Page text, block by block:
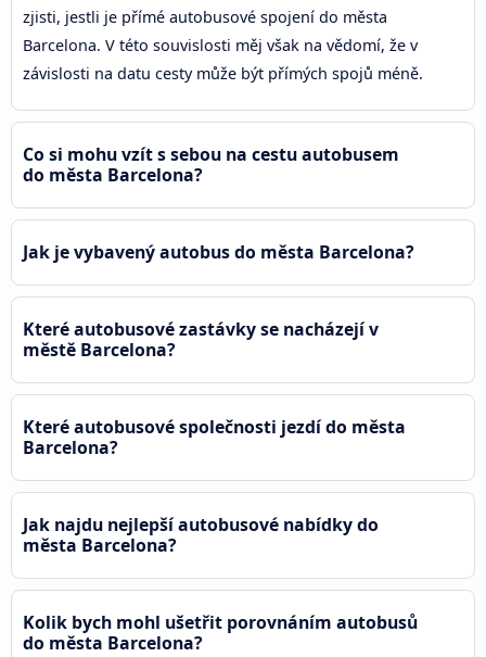
zjisti, jestli je přímé autobusové spojení do města
Barcelona. V této souvislosti měj však na vědomí, že v
závislosti na datu cesty může být přímých spojů méně.
Co si mohu vzít s sebou na cestu autobusem
do města Barcelona?
Jak je vybavený autobus do města Barcelona?
Které autobusové zastávky se nacházejí v
městě Barcelona?
Které autobusové společnosti jezdí do města
Barcelona?
Jak najdu nejlepší autobusové nabídky do
města Barcelona?
Kolik bych mohl ušetřit porovnáním autobusů
do města Barcelona?